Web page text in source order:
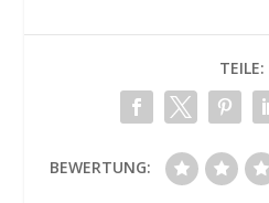
TEILE:
BEWERTUNG: